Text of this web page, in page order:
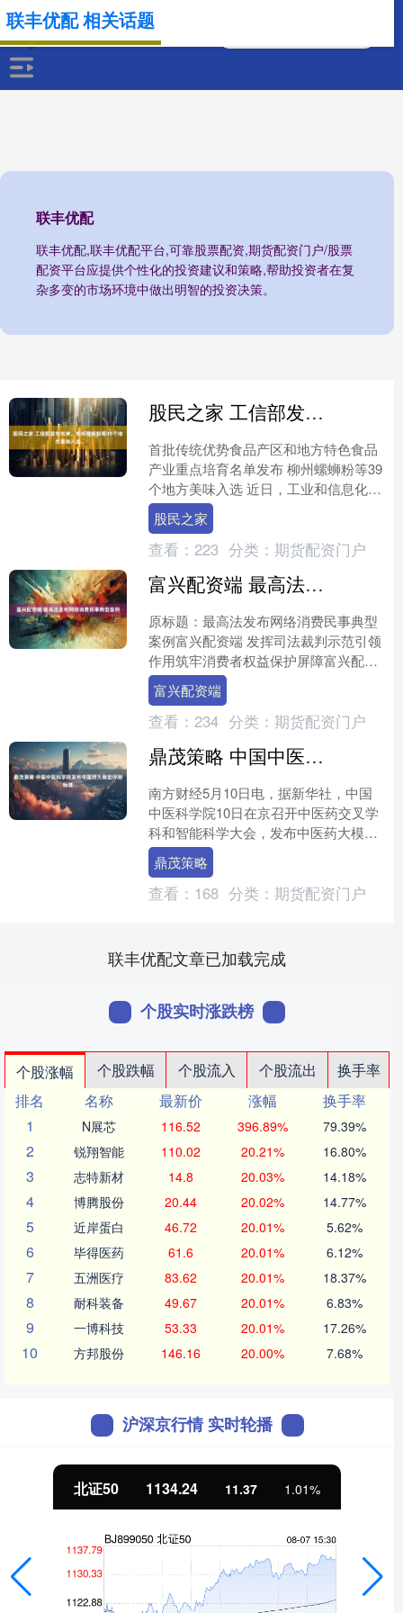
联丰优配
联丰优配,联丰优配平台,可靠股票配资,期货配资门户/股票
配资平台应提供个性化的投资建议和策略,帮助投资者在复
杂多变的市场环境中做出明智的投资决策。
联丰优配 相关话题
股民之家 工信部发布名单，柳州螺蛳粉等39个地方美味入选
首批传统优势食品产区和地方特色食品
产业重点培育名单发布 柳州螺蛳粉等39
个地方美味入选 近日，工业和信息化部
发布首批传统优势食品产区和地方特色
食品产业重点培育名....
股民之家
查看： 223 分类： 期货配资门户
富兴配资端 最高法发布网络消费民事典型案例
原标题：最高法发布网络消费民事典型
案例富兴配资端 发挥司法裁判示范引领
作用筑牢消费者权益保护屏障富兴配资
端 6月16日，最高人民法院发布5个网络
消费民事典型案例....
富兴配资端
查看： 234 分类： 期货配资门户
鼎茂策略 中国中医科学院发布中医药大模型评测标准
南方财经5月10日电，据新华社，中国
中医科学院10日在京召开中医药交叉学
科和智能科学大会，发布中医药大模型
评测标准《面向行业的大规模预训练模
型技术和应用评估方法....
鼎茂策略
查看： 168 分类： 期货配资门户
联丰优配文章已加载完成
个股实时涨跌榜
个股涨幅 个股跌幅 个股流入 个股流出
换手率
排名
名称 最新价 涨幅
换手率
1
N展芯 116.52 396.89% 79.39%
2 锐翔智能 110.02 20.21% 16.80%
3 志特新材 14.8 20.03% 14.18%
4 博腾股份 20.44 20.02% 14.77%
5 近岸蛋白 46.72 20.01% 5.62%
6 毕得医药 61.6 20.01% 6.12%
7 五洲医疗 83.62 20.01% 18.37%
8 耐科装备 49.67 20.01% 6.83%
9 一博科技 53.33 20.01% 17.26%
10 方邦股份 146.16 20.00% 7.68%
沪深京行情 实时轮播
北证50 1134.24 11.37 1.01%